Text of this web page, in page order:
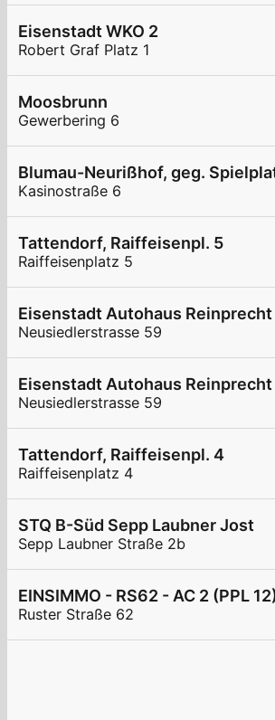
Eisenstadt WKO 2
Robert Graf Platz 1
Moosbrunn
Gewerbering 6
Blumau-Neurißhof, geg.
Kasinostraße 6
Tattendorf, Raiffeisenpl. 5
Raiffeisenplatz 5
Eisenstadt Autohaus Reinprecht
Neusiedlerstrasse 59
Eisenstadt Autohaus
Neusiedlerstrasse 59
Tattendorf, Raiffeisenpl. 4
Raiffeisenplatz 4
STQ B-Süd Sepp Laubner Jost
Sepp Laubner Straße 2b
EINSIMMO - RS62 - AC 2 (PPL
Ruster Straße 62